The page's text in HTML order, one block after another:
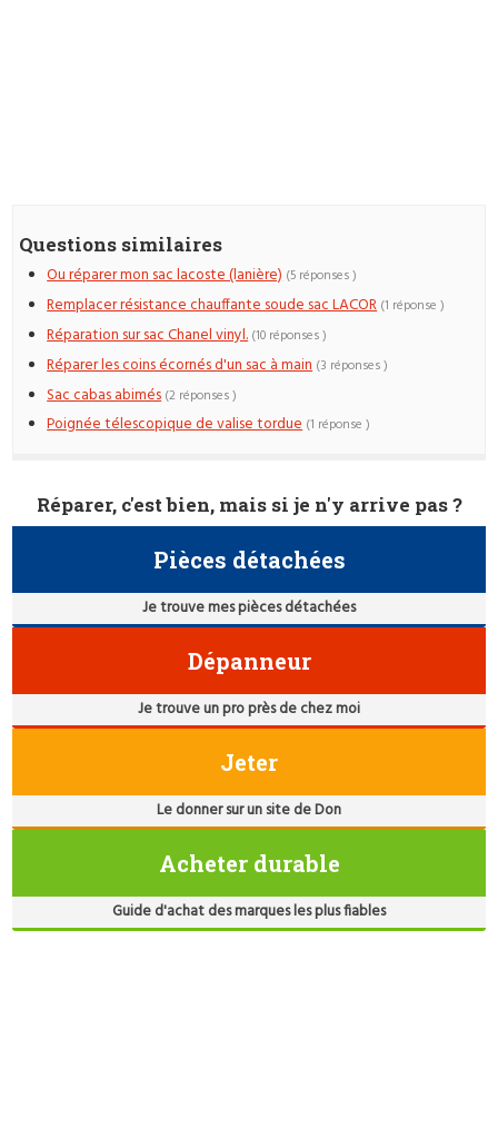
Questions similaires
Ou réparer mon sac lacoste (lanière) (5 réponses )
Remplacer résistance chauffante soude sac LACOR (1 réponse )
Réparation sur sac Chanel vinyl. (10 réponses )
Réparer les coins écornés d'un sac à main (3 réponses )
Sac cabas abimés (2 réponses )
Poignée télescopique de valise tordue (1 réponse )
Réparer, c'est bien, mais si je n'y arrive pas ?
Pièces détachées
Je trouve mes pièces détachées
Dépanneur
Je trouve un pro près de chez moi
Jeter
Le donner sur un site de Don
Acheter durable
Guide d'achat des marques les plus fiables